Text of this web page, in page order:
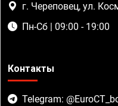
г. Череповец, ул.
Пн-Сб | 09:00 - 19:00
Контакты
Telegram: